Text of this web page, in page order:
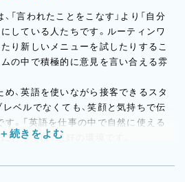
「言われたことをこなす」より「自分
している人たちです。ルーティンワ
り新しいメニューを試したりするこ
の中で積極的に意見を言い合える雰
、英語を使いながら接客できるスタ
ベルでなくても、笑顔と気持ちで伝
。「英語を仕事の中で自然に使える
とっては、絶好の環境です。
関わっています。パティシエやバリス